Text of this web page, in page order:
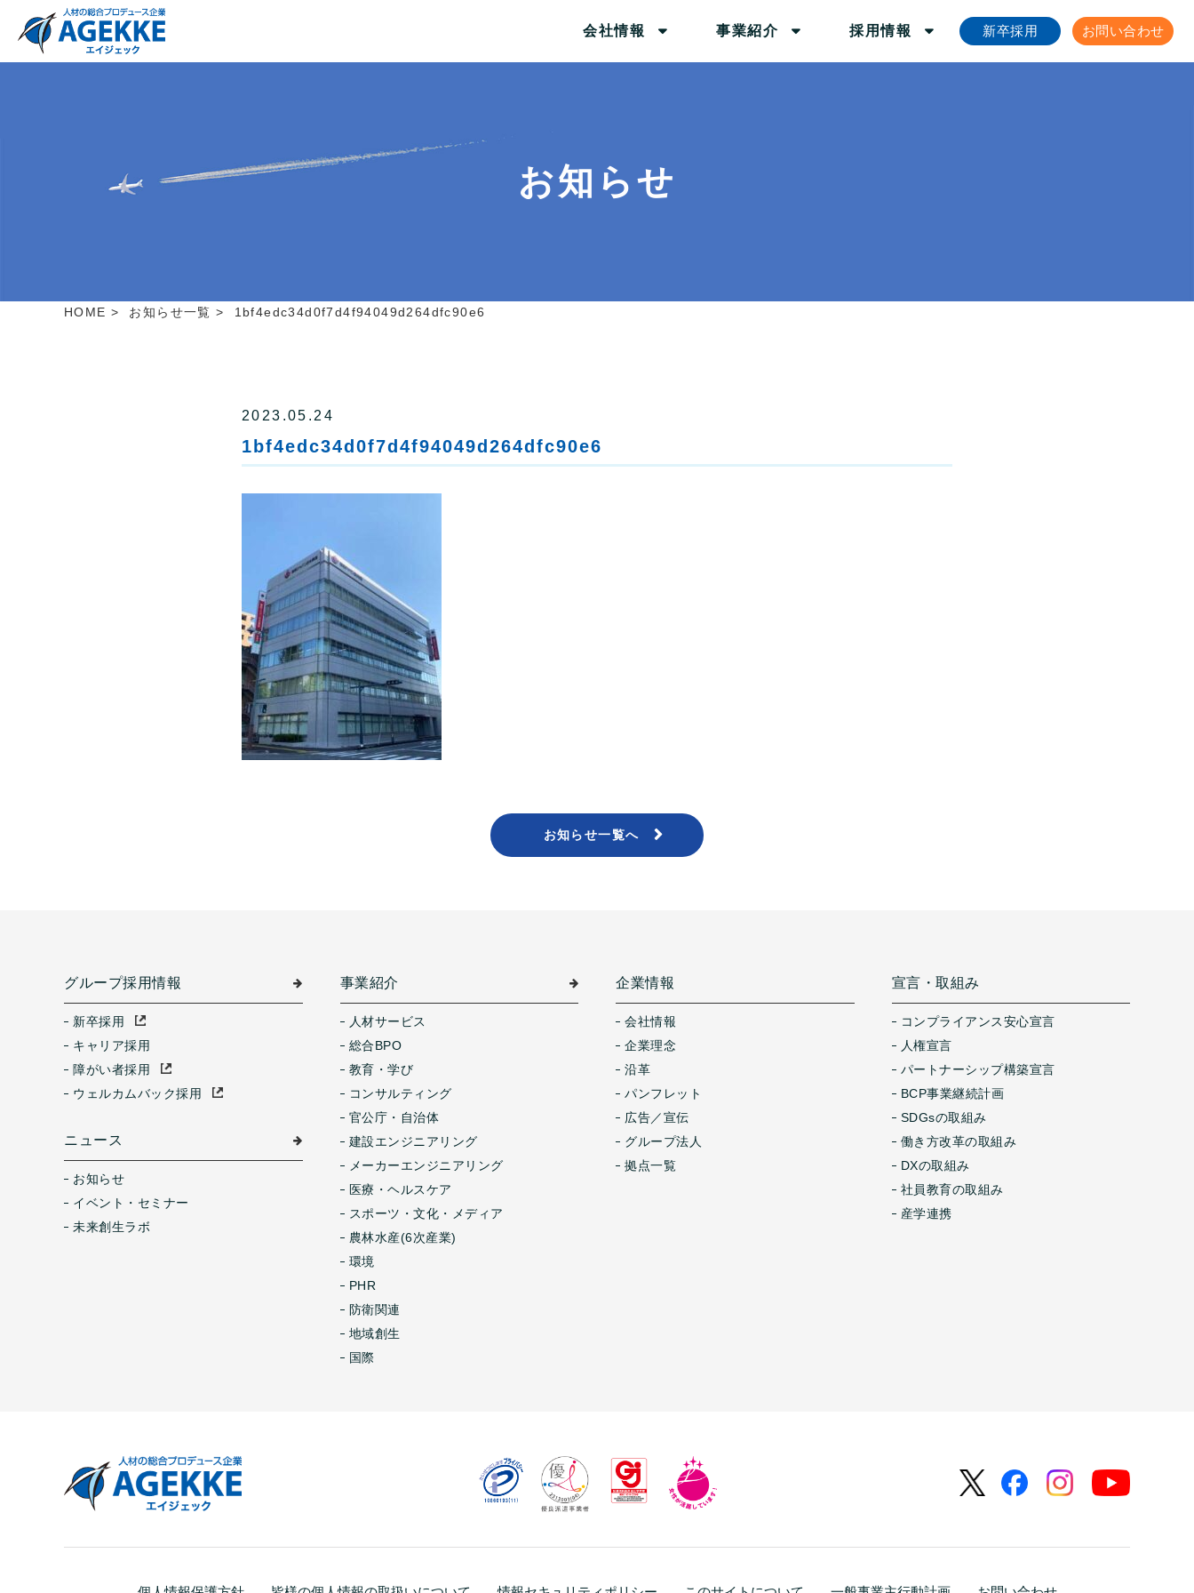
お問い合わせ
新卒採用
会社情報 事業紹介 採用情報
お知らせ
HOME > お知らせ一覧 > 1bf4edc34d0f7d4f94049d264dfc90e6
2023.05.24
1bf4edc34d0f7d4f94049d264dfc90e6
お知らせ一覧へ
グループ採用情報
新卒採用
キャリア採用
障がい者採用
ウェルカムバック採用
ニュース
お知らせ
イベント・セミナー
未来創生ラボ
事業紹介
人材サービス
総合BPO
教育・学び
コンサルティング
官公庁・自治体
建設エンジニアリング
メーカーエンジニアリング
医療・ヘルスケア
スポーツ・文化・メディア
農林水産(6次産業)
環境
PHR
防衛関連
地域創生
国際
企業情報
会社情報
企業理念
沿革
パンフレット
広告／宣伝
グループ法人
拠点一覧
宣言・取組み
コンプライアンス安心宣言
人権宣言
パートナーシップ構築宣言
BCP事業継続計画
SDGsの取組み
働き方改革の取組み
DXの取組み
社員教育の取組み
産学連携